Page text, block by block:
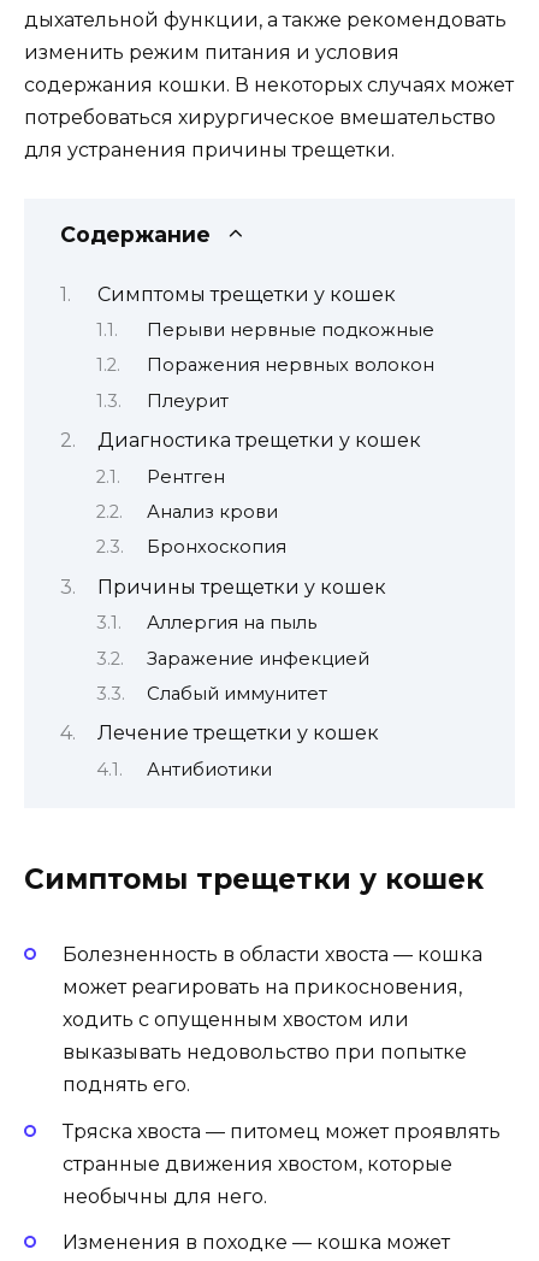
дыхательной функции, а также рекомендовать
изменить режим питания и условия
содержания кошки. В некоторых случаях может
потребоваться хирургическое вмешательство
для устранения причины трещетки.
Содержание
Симптомы трещетки у кошек
Перыви нервные подкожные
Поражения нервных волокон
Плеурит
Диагностика трещетки у кошек
Рентген
Анализ крови
Бронхоскопия
Причины трещетки у кошек
Аллергия на пыль
Заражение инфекцией
Слабый иммунитет
Лечение трещетки у кошек
Антибиотики
Симптомы трещетки у кошек
Болезненность в области хвоста — кошка
может реагировать на прикосновения,
ходить с опущенным хвостом или
выказывать недовольство при попытке
поднять его.
Тряска хвоста — питомец может проявлять
странные движения хвостом, которые
необычны для него.
Изменения в походке — кошка может